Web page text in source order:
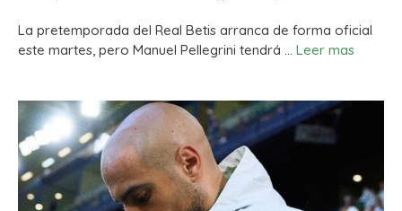
La pretemporada del Real Betis arranca de forma oficial
este martes, pero Manuel Pellegrini tendrá … Leer mas